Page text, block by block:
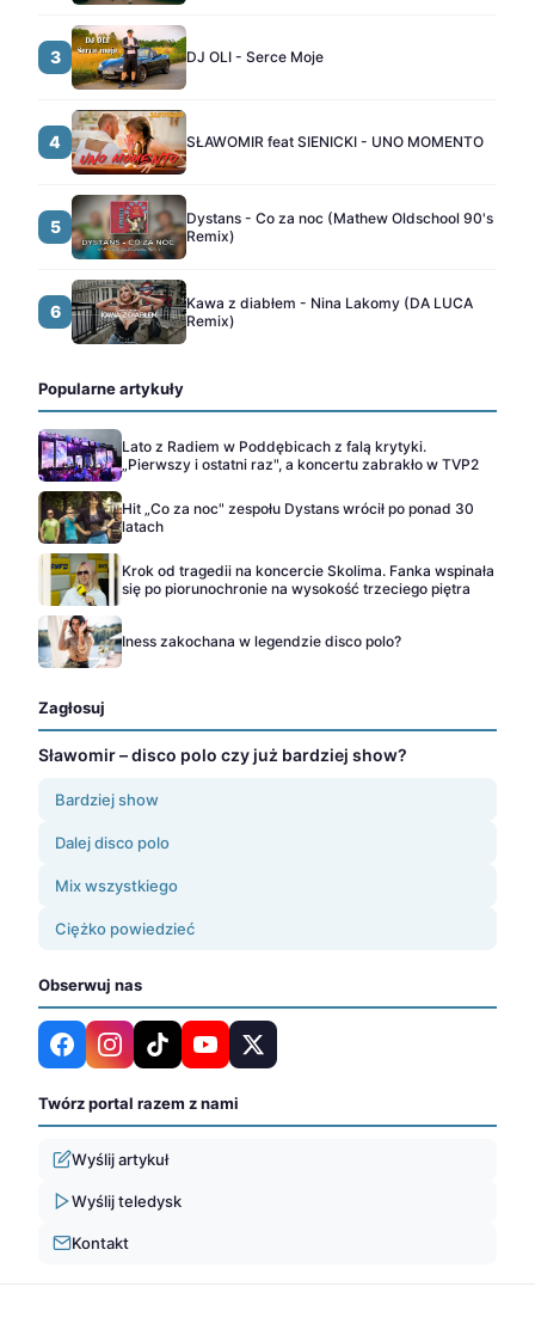
3 DJ OLI - Serce Moje
4 SŁAWOMIR feat SIENICKI - UNO MOMENTO
5
Dystans - Co za noc (Mathew Oldschool 90's
Remix)
6
Kawa z diabłem - Nina Lakomy (DA LUCA
Remix)
Popularne artykuły
Lato z Radiem w Poddębicach z falą krytyki.
„Pierwszy i ostatni raz", a koncertu zabrakło w TVP2
Hit „Co za noc" zespołu Dystans wrócił po ponad 30
latach
Krok od tragedii na koncercie Skolima. Fanka wspinała
się po piorunochronie na wysokość trzeciego piętra
Iness zakochana w legendzie disco polo?
Zagłosuj
Sławomir – disco polo czy już bardziej show?
Bardziej show
Dalej disco polo
Mix wszystkiego
Ciężko powiedzieć
Obserwuj nas
Twórz portal razem z nami
Wyślij artykuł
Wyślij teledysk
Kontakt